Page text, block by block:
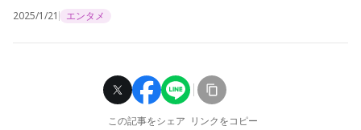
2025/1/21 エンタメ
この記事をシェア リンクをコピー